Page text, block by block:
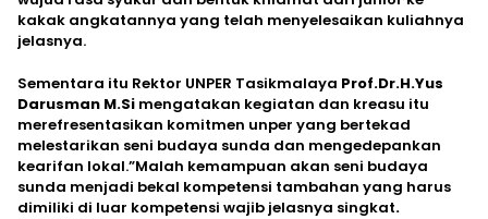
kakak angkatannya yang telah menyelesaikan kuliahnya
jelasnya.
Sementara itu Rektor UNPER Tasikmalaya Prof.Dr.H.Yus
Darusman M.Si mengatakan kegiatan dan kreasu itu
merefresentasikan komitmen unper yang bertekad
melestarikan seni budaya sunda dan mengedepankan
kearifan lokal.”Malah kemampuan akan seni budaya
sunda menjadi bekal kompetensi tambahan yang harus
dimiliki di luar kompetensi wajib jelasnya singkat.